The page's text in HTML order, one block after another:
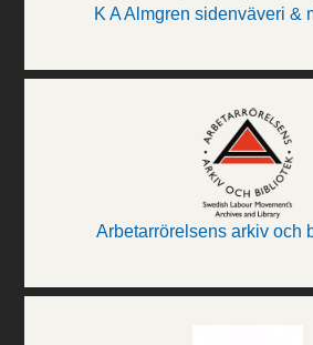
K A Almgren sidenväveri &
Arbetarrörelsens arkiv och